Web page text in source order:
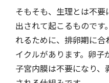
そもそも、生理とは不
出されて起こるものです
れるために、排卵期に
イクルがあります。卵
子宮内膜は不要になり